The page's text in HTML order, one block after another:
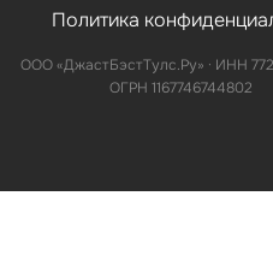
Политика
ООО «ДжастБэстТулс.Ру» · ИНН
ОГРН 1167746744802